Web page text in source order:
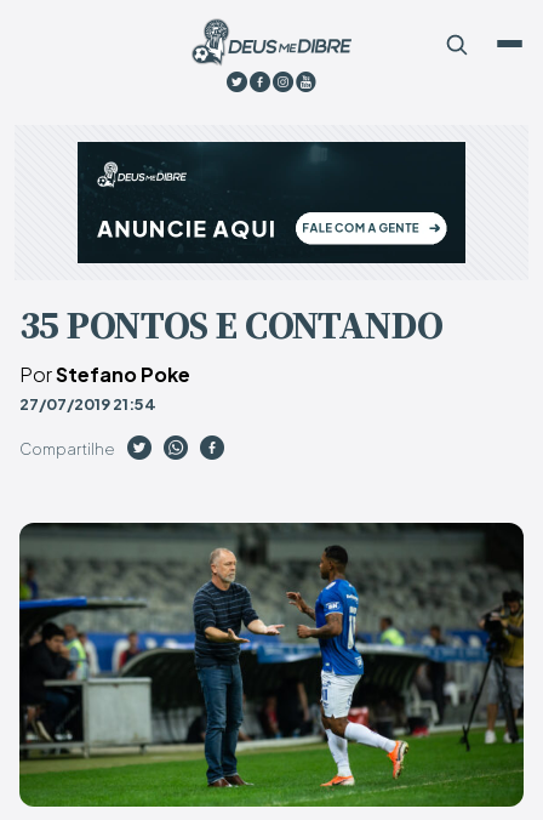
35 PONTOS E CONTANDO
PorStefano Poke
27/07/2019 21:54
Compartilhe